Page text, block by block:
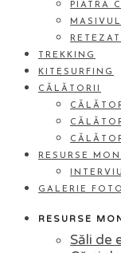
PIATRA
TREKKING
KITESURFING
CĂLĂTORII
RESURSE
GALERIE
RESURSE
Săli de